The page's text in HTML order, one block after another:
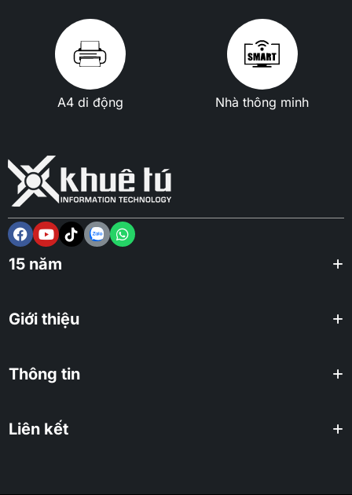
A4 di động Nhà thông minh
15 năm
Giới thiệu
Thông tin
Liên kết